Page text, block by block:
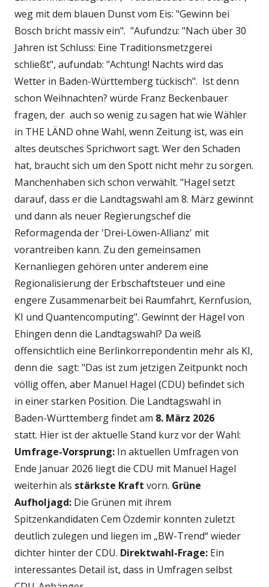
weg mit dem blauen Dunst vom Eis: "Gewinn bei
Bosch bricht massiv ein". "Aufundzu: "Nach über 30
Jahren ist Schluss: Eine Traditionsmetzgerei
schließt", aufundab: "Achtung! Nachts wird das
Wetter in Baden-Württemberg tückisch". Ist denn
schon Weihnachten? würde Franz Beckenbauer
fragen, der auch so wenig zu sagen hat wie Wähler
in THE LÄND ohne Wahl, wenn Zeitung ist, was ein
altes deutsches Sprichwort sagt. Wer den Schaden
hat, braucht sich um den Spott nicht mehr zu sorgen.
Manchenhaben sich schon verwählt. "Hagel setzt
darauf, dass er die Landtagswahl am 8. März gewinnt
und dann als neuer Regierungschef die
Reformagenda der 'Drei-Löwen-Allianz' mit
vorantreiben kann. Zu den gemeinsamen
Kernanliegen gehören unter anderem eine
Regionalisierung der Erbschaftsteuer und eine
engere Zusammenarbeit bei Raumfahrt, Kernfusion,
KI und Quantencomputing". Gewinnt der Hagel von
Ehingen denn die Landtagswahl? Da weiß
offensichtlich eine Berlinkorrepondentin mehr als KI,
denn die sagt: "Das ist zum jetzigen Zeitpunkt noch
völlig offen, aber Manuel Hagel (CDU) befindet sich
in einer starken Position. Die Landtagswahl in
Baden-Württemberg findet am 8. März 2026
statt. Hier ist der aktuelle Stand kurz vor der Wahl:
Umfrage-Vorsprung: In aktuellen Umfragen von
Ende Januar 2026 liegt die CDU mit Manuel Hagel
weiterhin als stärkste Kraft vorn. Grüne
Aufholjagd: Die Grünen mit ihrem
Spitzenkandidaten Cem Özdemir konnten zuletzt
deutlich zulegen und liegen im „BW-Trend“ wieder
dichter hinter der CDU. Direktwahl-Frage: Ein
interessantes Detail ist, dass in Umfragen selbst